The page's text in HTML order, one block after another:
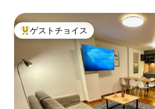
大好評のゲストチョイスです。
ゲストチョイス